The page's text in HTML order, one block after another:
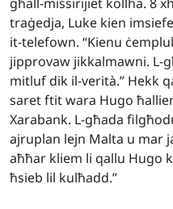
traġedja, Luke kien
it-telefown. “Kienu
jipprovaw jikkalmawni. L-
mitluf dik il-verità.” Hekk
saret ftit wara Hugo
Xarabank. L-għada
ajruplan lejn Malta u mar
aħħar kliem li qallu Hugo
ħsieb lil kulħadd.”